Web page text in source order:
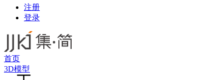
注册
登录
首页
3D模型